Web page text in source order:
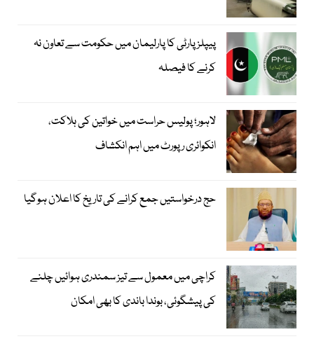
پیپلزپارٹی کا پارلیمان میں حکومت سے تعاون نہ
کرنے کا فیصلہ
لاہور؛ پولیس حراست میں خواتین کی ہلاکت،
انکوائری رپورٹ میں اہم انکشاف
حج درخواستیں جمع کرانے کی تاریخ کا اعلان ہوگیا
کراچی میں معمول سے تیز سمندری ہوائیں چلنے
کی پیشگوئی، بوندا باندی کا بھی امکان